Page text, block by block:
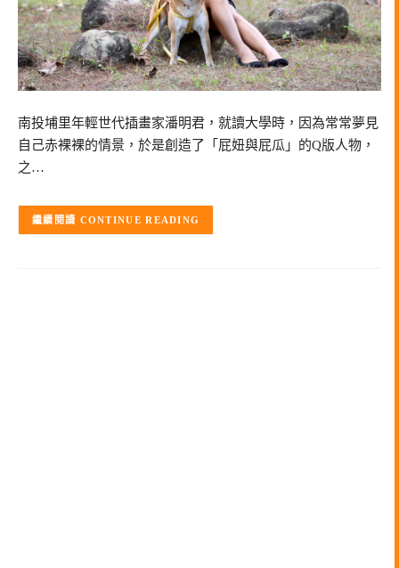
南投埔里年輕世代插畫家潘明君，就讀大學時，因為常常夢見
自己赤裸裸的情景，於是創造了「屁妞與屁瓜」的Q版人物，
之…
CONTINUE READING